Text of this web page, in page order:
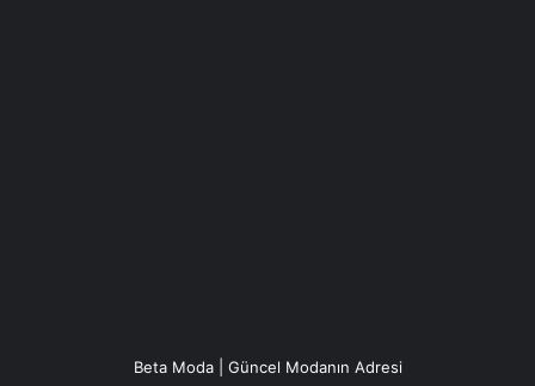
Beta Moda | Güncel Modanın Adresi